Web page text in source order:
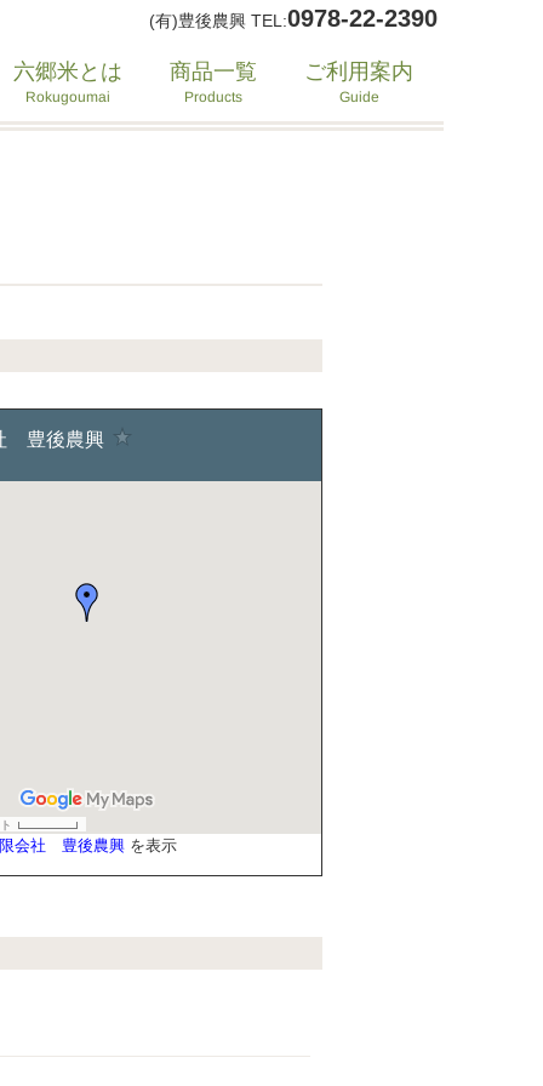
(有)豊後農興 TEL:0978-22-2390
六郷米とは
Rokugoumai
商品一覧
Products
ご利用案内
Guide
会社 豊後農興 を表示